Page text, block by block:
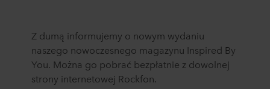
Z dumą informujemy o nowym wydaniu
naszego nowoczesnego magazynu Inspired By
You. Można go pobrać bezpłatnie z dowolnej
strony internetowej Rockfon.